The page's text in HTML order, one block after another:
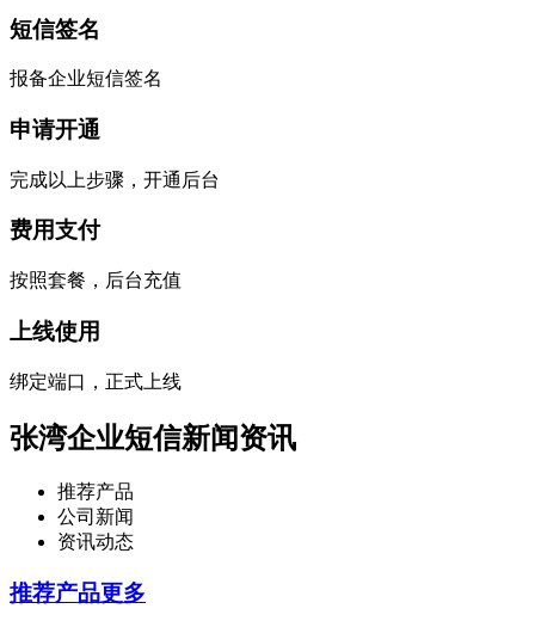
短信签名
报备企业短信签名
申请开通
完成以上步骤，开通后台
费用支付
按照套餐，后台充值
上线使用
绑定端口，正式上线
张湾企业短信新闻资讯
推荐产品
公司新闻
资讯动态
推荐产品更多